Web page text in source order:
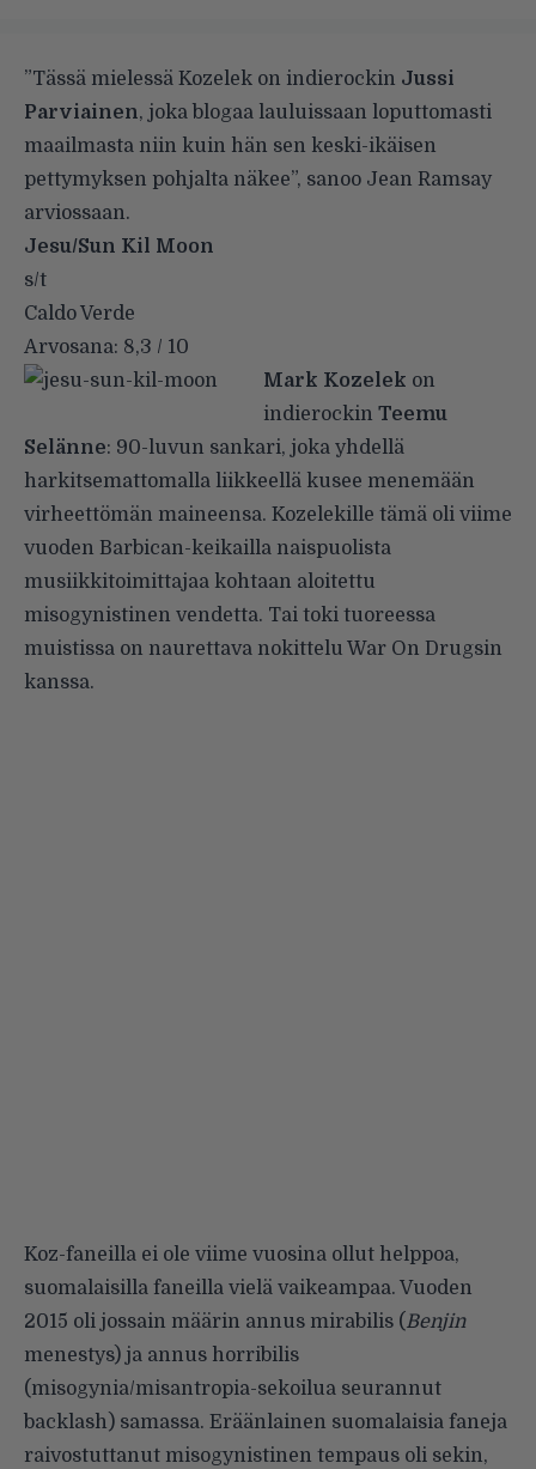
”Tässä mielessä Kozelek on indierockin Jussi
Parviainen, joka blogaa lauluissaan loputtomasti
maailmasta niin kuin hän sen keski-ikäisen
pettymyksen pohjalta näkee”, sanoo Jean Ramsay
arviossaan.
Jesu/Sun Kil Moon
s/t
Caldo Verde
Arvosana: 8,3 / 10
Mark Kozelek on
indierockin Teemu
Selänne: 90-luvun sankari, joka yhdellä
harkitsemattomalla liikkeellä kusee menemään
virheettömän maineensa. Kozelekille tämä oli viime
vuoden Barbican-keikailla naispuolista
musiikkitoimittajaa kohtaan aloitettu
misogynistinen vendetta. Tai toki tuoreessa
muistissa on naurettava nokittelu War On Drugsin
kanssa.
Koz-faneilla ei ole viime vuosina ollut helppoa,
suomalaisilla faneilla vielä vaikeampaa. Vuoden
2015 oli jossain määrin annus mirabilis (Benjin
menestys) ja annus horribilis
(misogynia/misantropia-sekoilua seurannut
backlash) samassa. Eräänlainen suomalaisia faneja
raivostuttanut misogynistinen tempaus oli sekin,